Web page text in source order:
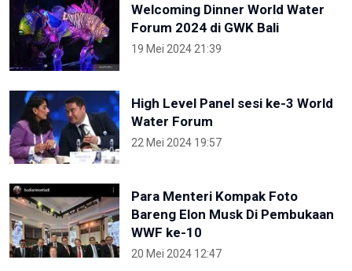
Welcoming Dinner World Water
Forum 2024 di GWK Bali
19 Mei 2024 21:39
High Level Panel sesi ke-3 World
Water Forum
22 Mei 2024 19:57
Para Menteri Kompak Foto
Bareng Elon Musk Di Pembukaan
WWF ke-10
20 Mei 2024 12:47